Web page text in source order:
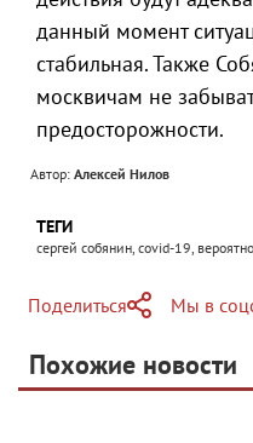
данный момент
стабильная. Также
москвичам не
предосторожности.
Автор: Алексей Нилов
ТЕГИ
сергей собянин, covid-19,
Поделиться
Telegram
Мы в
Яндекс
Похожие новости